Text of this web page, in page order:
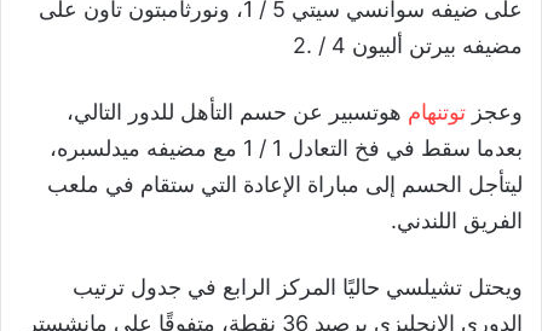
على ضيفه سوانسي سيتي 5 / 1، ونورثامبتون تاون على
مضيفه بيرتن ألبيون 4 / .2
وعجز توتنهام هوتسبير عن حسم التأهل للدور التالي،
بعدما سقط في فخ التعادل 1 / 1 مع مضيفه ميدلسبره،
ليتأجل الحسم إلى مباراة الإعادة التي ستقام في ملعب
الفريق اللندني.
ويحتل تشيلسي حاليًا المركز الرابع في جدول ترتيب
الدوري الإنجليزي برصيد 36 نقطة، متفوقًا على مانشستر